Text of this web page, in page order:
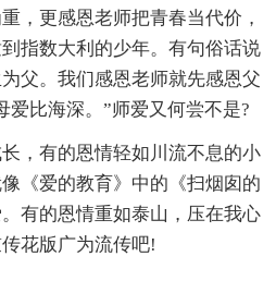
，更感恩老师把青春当代价，
指数大利的少年。有句俗话说
父。我们感恩老师就先感恩父
爱比海深。”师爱又何尝不是?
，有的恩情轻如川流不息的小
《爱的教育》中的《扫烟囱的
有的恩情重如泰山，压在我心
花版广为流传吧!